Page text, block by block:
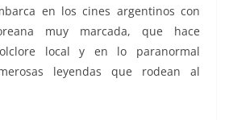
en los cines argentinos con
muy marcada, que hace
local y en lo paranormal
leyendas que rodean al